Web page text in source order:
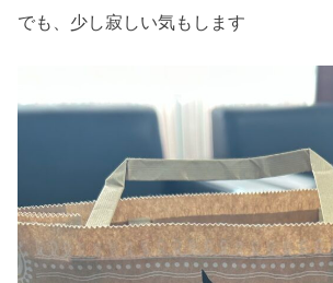
でも、少し寂しい気もします